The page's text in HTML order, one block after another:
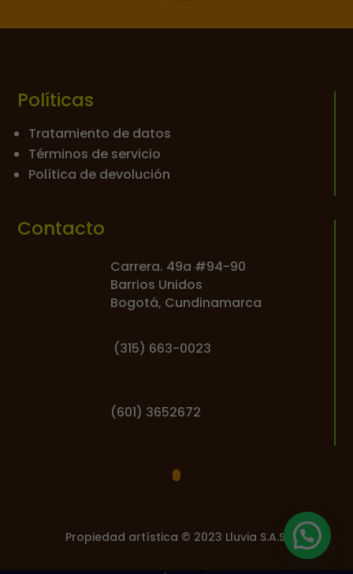
Políticas
Tratamiento de datos
Términos de servicio
Política de devolución
Contacto
Carrera. 49a #94-90
Barrios Unidos
Bogotá, Cundinamarca
(315) 663-0023
(601) 3652672
Propiedad artística © 2023 Lluvia S.A.S.